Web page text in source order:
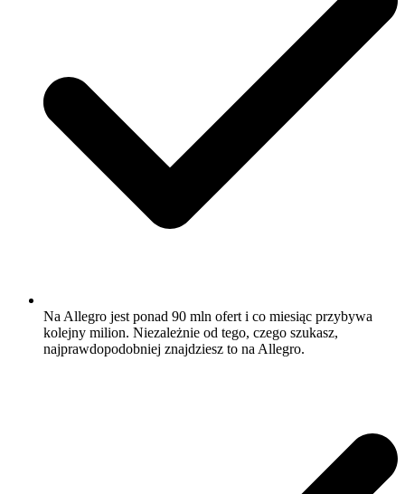
Na Allegro jest ponad 90 mln ofert i co miesiąc przybywa
kolejny milion. Niezależnie od tego, czego szukasz,
najprawdopodobniej znajdziesz to na Allegro.